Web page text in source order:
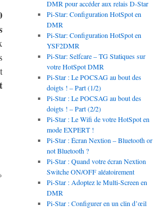
DMR pour accéder aux relais D-Star
Pi-Star: Configuration HotSpot en
DMR
Pi-Star: Configuration HotSpot en
YSF2DMR
Pi-Star: Selfcare – TG Statiques sur
votre HotSpot DMR
Pi-Star : Le POCSAG au bout des
doigts ! – Part (1/2)
Pi-Star : Le POCSAG au bout des
doigts ! – Part (2/2)
Pi-Star : Le Wifi de votre HotSpot en
mode EXPERT !
Pi-Star : Écran Nextion – Bluetooth or
not Bluetooth ?
Pi-Star : Quand votre écran Nextion
Switche ON/OFF aléatoirement
Pi-Star : Adoptez le Multi-Screen en
DMR
Pi-Star : Configurer en un clin d’œil